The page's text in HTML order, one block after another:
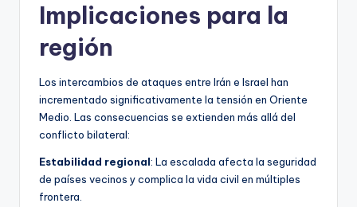
Implicaciones para la
región
Los intercambios de ataques entre Irán e Israel han
incrementado significativamente la tensión en Oriente
Medio. Las consecuencias se extienden más allá del
conflicto bilateral:
Estabilidad regional: La escalada afecta la seguridad
de países vecinos y complica la vida civil en múltiples
frontera.